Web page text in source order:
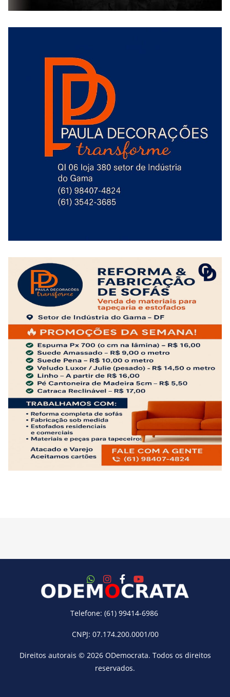
Telefone: (61) 99414-6986
CNPJ: 07.174.200.0001/00
Direitos autorais © 2026 ODemocrata. Todos os direitos
reservados.